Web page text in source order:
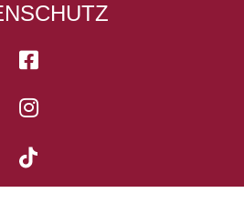
ARGO KONZERTE
ARGO KONZERTE
ARGO KONZERTE